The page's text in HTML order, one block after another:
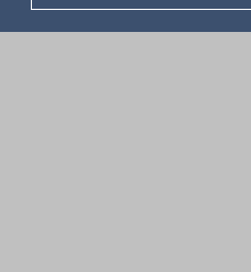
Anfahrt
E-Rechnung